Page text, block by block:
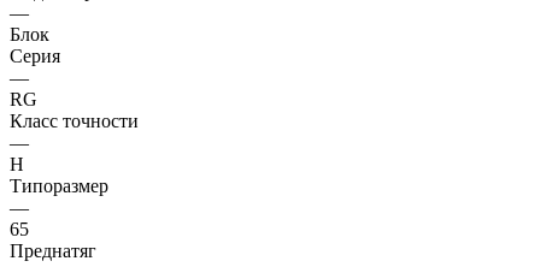
—
Блок
Серия
—
RG
Класс точности
—
H
Типоразмер
—
65
Преднатяг